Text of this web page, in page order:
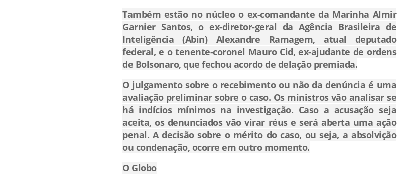
Também estão no núcleo o ex-comandante da Marinha Almir
Garnier Santos, o ex-diretor-geral da Agência Brasileira de
Inteligência (Abin) Alexandre Ramagem, atual deputado
federal, e o tenente-coronel Mauro Cid, ex-ajudante de ordens
de Bolsonaro, que fechou acordo de delação premiada.
O julgamento sobre o recebimento ou não da denúncia é uma
avaliação preliminar sobre o caso. Os ministros vão analisar se
há indícios mínimos na investigação. Caso a acusação seja
aceita, os denunciados vão virar réus e será aberta uma ação
penal. A decisão sobre o mérito do caso, ou seja, a absolvição
ou condenação, ocorre em outro momento.
O Globo